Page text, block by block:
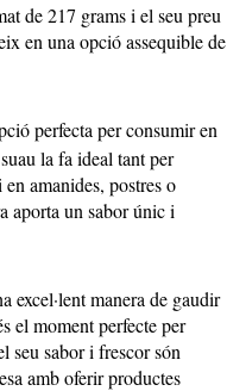
de 217 grams i el seu preu
en una opció assequible de
perfecta per consumir en
la fa ideal tant per
amanides, postres o
aporta un sabor únic i
excel·lent manera de gaudir
el moment perfecte per
seu sabor i frescor són
amb oferir productes